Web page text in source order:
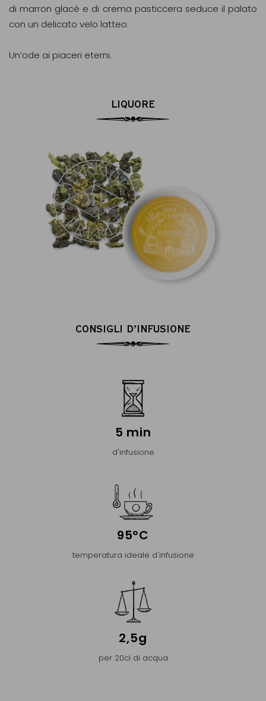
di marron glacé e di crema pasticcera seduce il palato
con un delicato velo latteo.
Un’ode ai piaceri eterni.
LIQUORE
CONSIGLI D’INFUSIONE
5 min
d'infusione
95°C
temperatura ideale d'infusione
2,5g
per 20cl di acqua